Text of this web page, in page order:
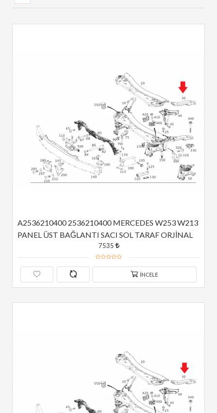
A2536210400 2536210400 MERCEDES W253 W213
PANEL ÜST BAĞLANTI SACI SOL TARAF ORJİNAL
7535
İNCELE